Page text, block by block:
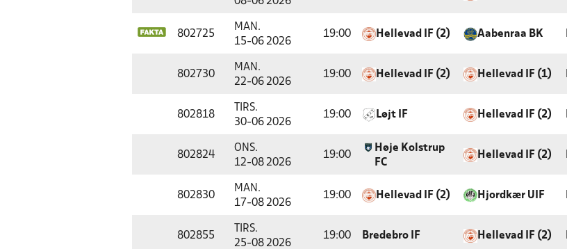
802725
MAN.
15-06 2026
19:00 Hellevad IF (2) Aabenraa BK
802730
MAN.
22-06 2026
19:00 Hellevad IF (2) Hellevad IF (1)
802818
TIRS.
30-06 2026
19:00 Løjt IF Hellevad IF (2)
802824
ONS.
12-08 2026
19:00
Høje Kolstrup
FC
Hellevad IF (2)
802830
MAN.
17-08 2026
19:00 Hellevad IF (2) Hjordkær UIF
802855
TIRS.
25-08 2026
19:00 Bredebro IF Hellevad IF (2)